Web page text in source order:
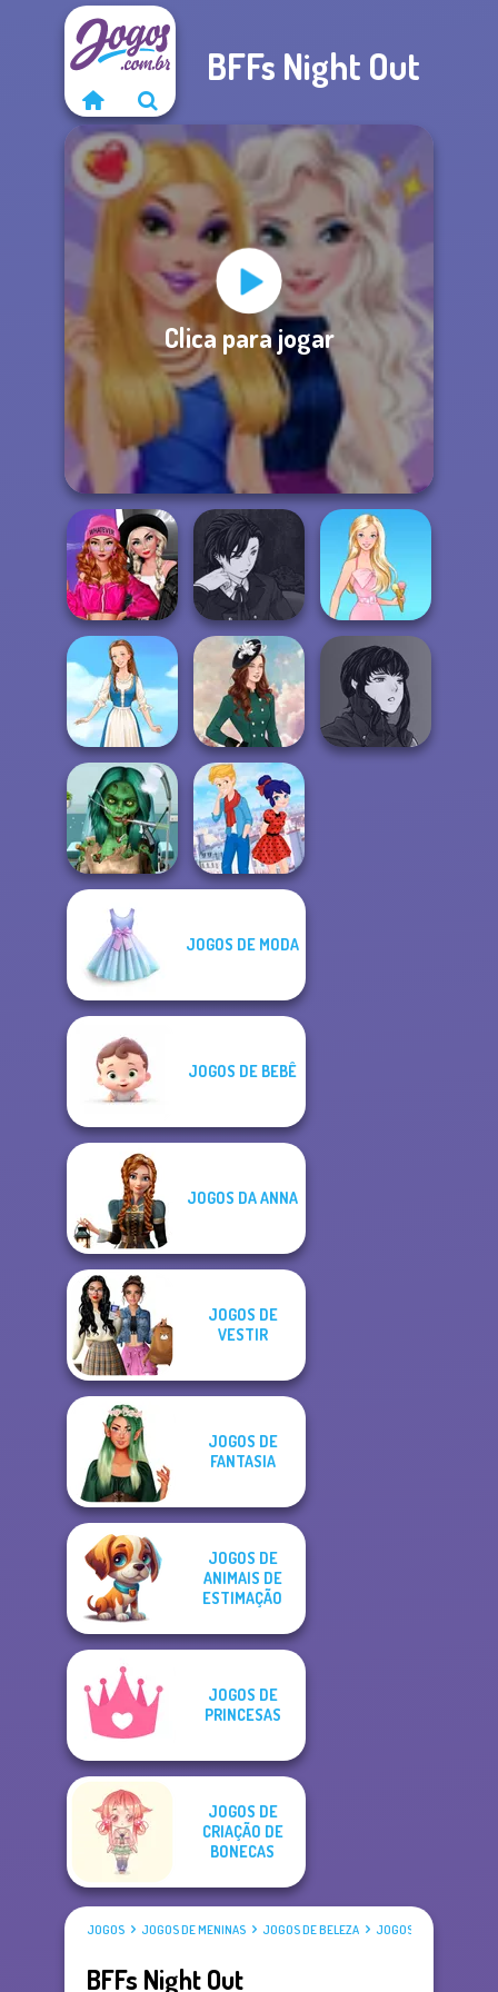
BFFs Night Out
Clica para jogar
Fashion Wars
Monochrome Vs
Rai...
Manga Creator
Vampire Hunter
P...
Barbie
Folklore Fashion Kate Middleton
Ghoulish To
Gorgeous Cool
Zomb...
Ladybird Secret
JOGOS DE MODA
JOGOS DE BEBÊ
JOGOS DA ANNA
JOGOS DE
VESTIR
JOGOS DE
FANTASIA
JOGOS DE
ANIMAIS DE
ESTIMAÇÃO
JOGOS DE
PRINCESAS
JOGOS DE
CRIAÇÃO DE
BONECAS
JOGOS JOGOS DE MENINAS JOGOS DE BELEZA JOGOS DE VESTIR
BFFs Night Out